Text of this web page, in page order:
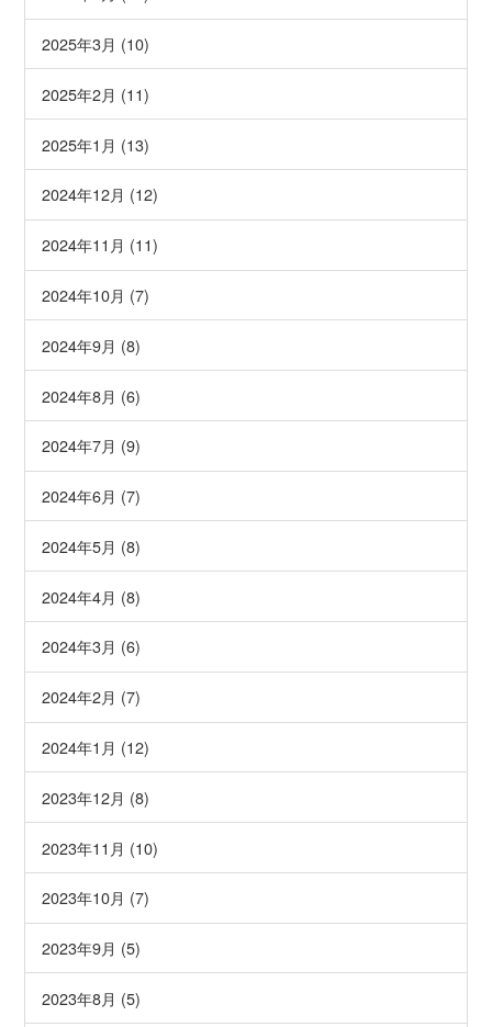
2025年3月 (10)
2025年2月 (11)
2025年1月 (13)
2024年12月 (12)
2024年11月 (11)
2024年10月 (7)
2024年9月 (8)
2024年8月 (6)
2024年7月 (9)
2024年6月 (7)
2024年5月 (8)
2024年4月 (8)
2024年3月 (6)
2024年2月 (7)
2024年1月 (12)
2023年12月 (8)
2023年11月 (10)
2023年10月 (7)
2023年9月 (5)
2023年8月 (5)